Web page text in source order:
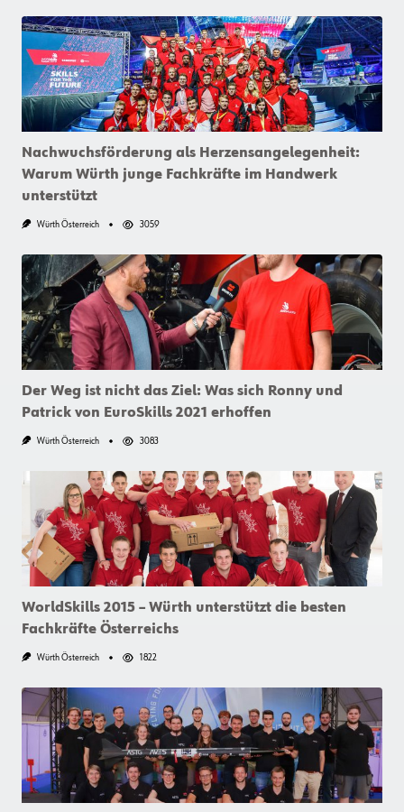
Nachwuchsförderung als Herzensangelegenheit:
Warum Würth junge Fachkräfte im Handwerk
unterstützt
Würth Österreich 3059
Der Weg ist nicht das Ziel: Was sich Ronny und
Patrick von EuroSkills 2021 erhoffen
Würth Österreich 3083
WorldSkills 2015 – Würth unterstützt die besten
Fachkräfte Österreichs
Würth Österreich 1822